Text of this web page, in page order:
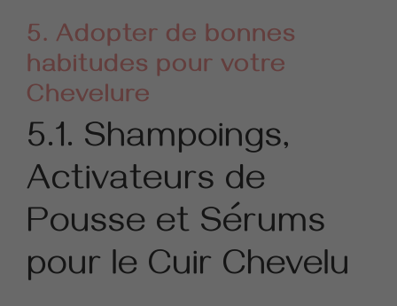
5. Adopter de bonnes
habitudes pour votre
Chevelure
5.1. Shampoings,
Activateurs de
Pousse et Sérums
pour le Cuir Chevelu